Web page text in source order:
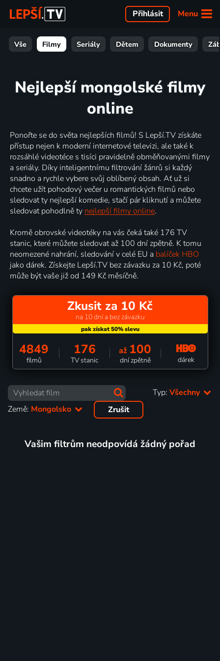
Menu
Přihlásit
Vše Filmy Seriály Dětem Dokumenty
Nejlepší mongolské filmy
online
Ponořte se do světa nejlepších filmů! S Lepší.TV získáte
přístup nejen k moderní internetové televizi, ale také k
rozsáhlé videotéce s tisíci pravidelně obměňovanými filmy
a seriály. Díky inteligentnímu filtrování žánrů si každý
snadno a rychle vybere svůj oblíbený obsah. Ať už si
chcete užít pohodový večer u romantických filmů nebo
sledovat ty nejlepší komedie, stačí pár kliknutí a můžete
sledovat pohodlně ty nejlepší filmy online.
Kromě obrovské videotéky na vás čeká také 176 TV
stanic, které můžete sledovat až 100 dní zpětně. K tomu
neomezené nahrání, sledování v celé EU a balíček HBO
jako dárek. Získejte Lepší.TV bez závazku za 10 Kč, poté
může být vaše již od 149 Kč měsíčně.
Zkusit za 10 Kč
na 10 dní a bez závazku
4849
filmů
176
TV stanic
až 100
dní zpětně dárek
Typ: Všechny
Země: Mongolsko Zrušit
Vašim filtrům neodpovídá žádný pořad